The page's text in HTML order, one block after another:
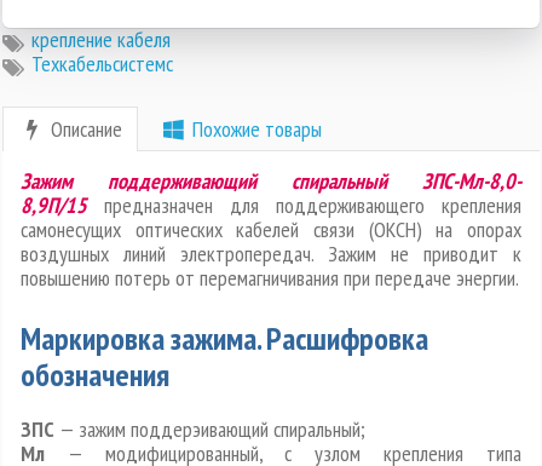
крепление кабеля
Техкабельсистемс
Описание
Похожие товары
Зажим поддерживающий спиральный ЗПС-Мл-8,0-
8,9П/15предназначен для поддерживающего крепления
самонесущих оптических кабелей связи (ОКСН) на опорах
воздушных линий электропередач. Зажим не приводит к
повышению потерь от перемагничивания при передаче энергии.
Маркировка зажима. Расшифровка
обозначения
ЗПС — зажим поддерэивающий спиральный;
Мл — модифицированный, с узлом крепления типа